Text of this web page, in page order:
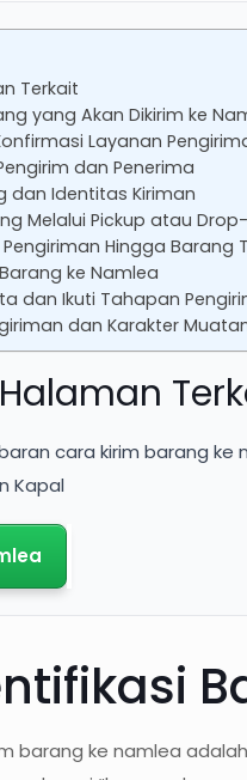
Terkait
yang Akan Dikirim ke
Layanan
dan Penerima
dan Identitas Kiriman
Melalui Pickup atau
Hingga Barang
ke Namlea
dan Ikuti Tahapan
dan Karakter
cara kirim barang
Kapal
barang ke namlea